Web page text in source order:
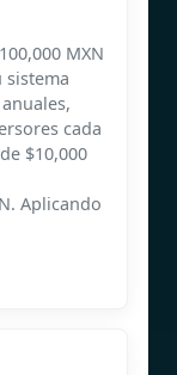
MXN
sistema
cada
$10,000
Aplicando